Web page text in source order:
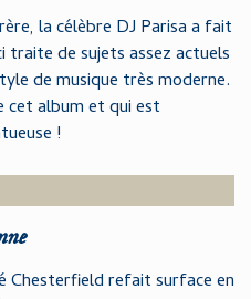
la célèbre DJ Parisa a fait
traite de sujets assez actuels
de musique très moderne.
cet album et qui est
!
Chesterfield refait surface en